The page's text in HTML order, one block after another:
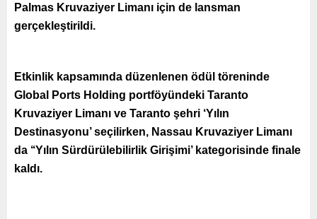
Palmas Kruvaziyer Limanı için de lansman
gerçekleştirildi.
Etkinlik kapsamında düzenlenen ödül töreninde
Global Ports Holding portföyündeki Taranto
Kruvaziyer Limanı ve Taranto şehri ‘Yılın
Destinasyonu’ seçilirken, Nassau Kruvaziyer Limanı
da ‘‘Yılın Sürdürülebilirlik Girişimi’ kategorisinde finale
kaldı.